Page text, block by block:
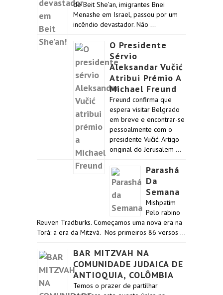
de Beit She’an, imigrantes Bnei
Menashe em Israel, passou por um
incêndio devastador. Não …
O Presidente
Sérvio
Aleksandar Vučić
Atribui Prémio A
Michael Freund
Freund confirma que
espera visitar Belgrado
em breve e encontrar-se
pessoalmente com o
presidente Vučić. Artigo
original do Jerusalem …
Parashá
Da
Semana
Mishpatim
Pelo rabino
Reuven Tradburks. Começamos uma nova era na
Torá: a era da Mitzvá. Nos primeiros 86 versos …
BAR MITZVAH NA
COMUNIDADE JUDAICA DE
ANTIOQUIA, COLÔMBIA
Temos o prazer de partilhar